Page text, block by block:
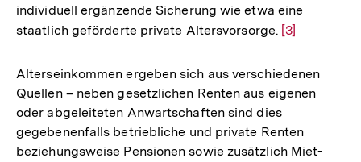
individuell ergänzende Sicherung wie etwa eine
staatlich geförderte private Altersvorsorge. Zur
der
Fußnote
[3]
Alterseinkommen ergeben sich aus verschiedenen
Quellen – neben gesetzlichen Renten aus eigenen
oder abgeleiteten Anwartschaften sind dies
gegebenenfalls betriebliche und private Renten
beziehungsweise Pensionen sowie zusätzlich Miet-